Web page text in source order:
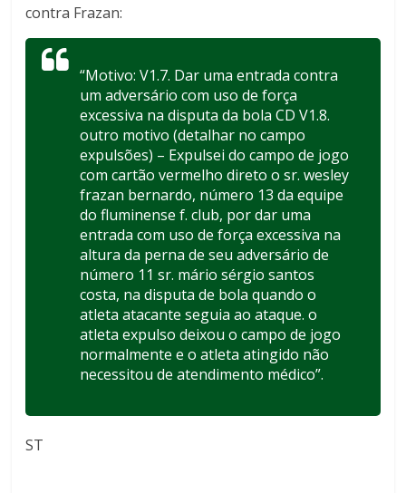
contra Frazan:
“Motivo: V1.7. Dar uma entrada contra
um adversário com uso de força
excessiva na disputa da bola CD V1.8.
outro motivo (detalhar no campo
expulsões) – Expulsei do campo de jogo
com cartão vermelho direto o sr. wesley
frazan bernardo, número 13 da equipe
do fluminense f. club, por dar uma
entrada com uso de força excessiva na
altura da perna de seu adversário de
número 11 sr. mário sérgio santos
costa, na disputa de bola quando o
atleta atacante seguia ao ataque. o
atleta expulso deixou o campo de jogo
normalmente e o atleta atingido não
necessitou de atendimento médico”.
ST